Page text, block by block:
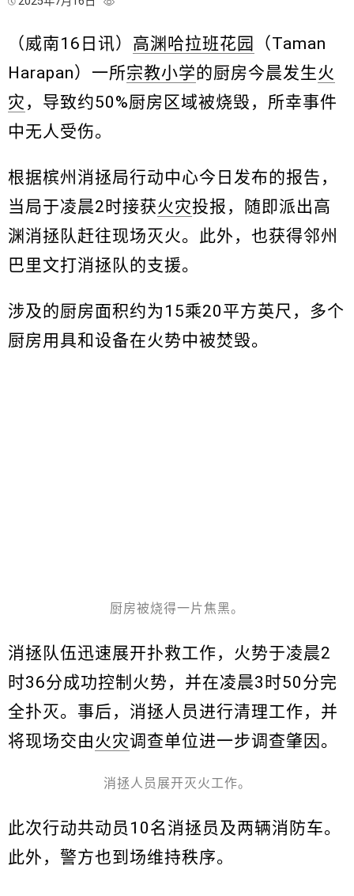
（威南16日讯） 高渊哈拉班花园
（Taman
Harapan）一所宗教小学的厨房今晨发生 火
灾 ，导致约50%厨房区域被烧毁，所幸事件
中无人受伤。
根据槟州消拯局行动中心今日发布的报告，
当局于凌晨2时接获火灾投报，随即派出高
渊消拯队赶往现场灭火。此外，也获得邻州
巴里文打消拯队的支援。
涉及的厨房面积约为15乘20平方英尺，多个
厨房用具和设备在火势中被焚毁。
厨房被烧得一片焦黑。
消拯队伍迅速展开扑救工作，火势于凌晨2
时36分成功控制火势，并在凌晨3时50分完
全扑灭。事后，消拯人员进行清理工作，并
将现场交由 火灾调查单位进一步调查肇因。
消拯人员展开灭火工作。
此次行动共动员10名消拯员及两辆消防车。
此外，警方也到场维持秩序。